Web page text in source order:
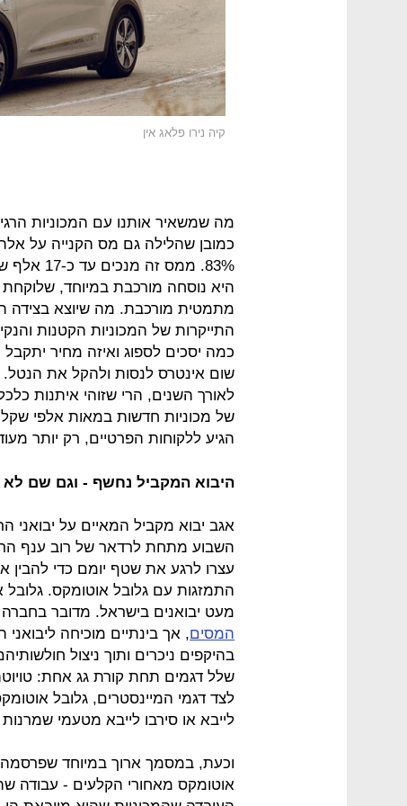
קיה נירו פלאג אין
מה שמשאיר אותנו עם המכוניות
כמובן שהלילה גם מס הקנייה על
83%.
היא נוסחה מורכבת במיוחד,
התייקרות של המכוניות הקטנות
כמה יסכים לספוג ואיזה מחיר
שום אינטרס לנסות ולהקל את
לאורך השנים, הרי שזוהי איתנות
הגיע ללקוחות הפרטיים, רק יותר
היבוא המקביל נחשף - וגם שם לא
אגב יבוא מקביל המאיים על יבואני
השבוע מתחת לרדאר של רוב ענף
עצרו לרגע את שטף יומם כדי להבין
התמזגות עם גלובל אוטומקס.
מעט יבואנים בישראל. מדובר
המסים, אך בינתיים מוכיחה ליבואני
בהיקפים ניכרים ותוך ניצול
שלל דגמים תחת קורת גג אחת: טויוטה,
לצד דגמי המיינסטרים, גלובל
לייבא או סירבו לייבא מטעמי
וכעת, במסמך ארוך במיוחד
אוטומקס מאחורי הקלעים - עבודה